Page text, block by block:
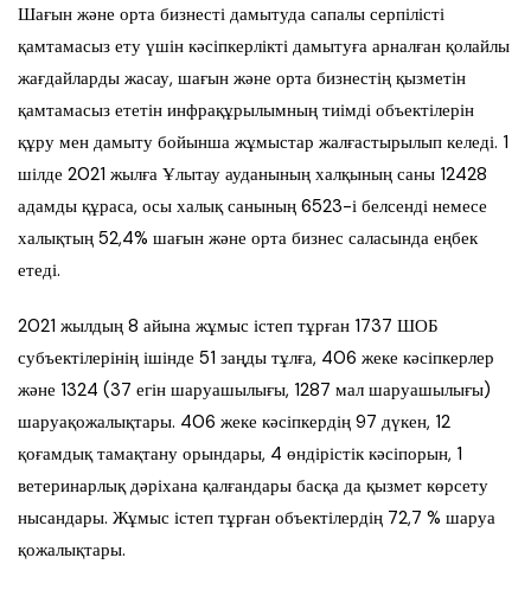
Шағын және орта бизнесті дамытуда сапалы серпілісті
қамтамасыз ету үшін кәсіпкерлікті дамытуға арналған қолайлы
жағдайларды жасау, шағын және орта бизнестің қызметін
қамтамасыз ететін инфрақұрылымның тиімді объектілерін
құру мен дамыту бойынша жұмыстар жалғастырылып келеді. 1
шілде 2021 жылға Ұлытау ауданының халқының саны 12428
адамды құраса, осы халық санының 6523-і белсенді немесе
халықтың 52,4% шағын және орта бизнес саласында еңбек
етеді.
2021 жылдың 8 айына жұмыс істеп тұрған 1737 ШОБ
субъектілерінің ішінде 51 заңды тұлға, 406 жеке кәсіпкерлер
және 1324 (37 егін шаруашылығы, 1287 мал шаруашылығы)
шаруақожалықтары. 406 жеке кәсіпкердің 97 дүкен, 12
қоғамдық тамақтану орындары, 4 өндірістік кәсіпорын, 1
ветеринарлық дәріхана қалғандары басқа да қызмет көрсету
нысандары. Жұмыс істеп тұрған объектілердің 72,7 % шаруа
қожалықтары.